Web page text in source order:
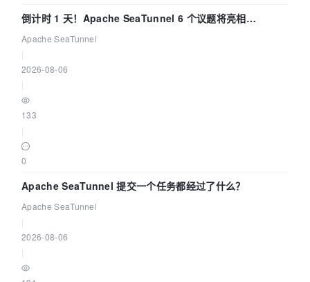
倒计时 1 天！Apache SeaTunnel 6 个议题将亮相
Community Over Code Asia 2026
Apache SeaTunnel
2026-08-06
133
0
Apache SeaTunnel 提交一个任务都经过了什么？
Apache SeaTunnel
2026-08-06